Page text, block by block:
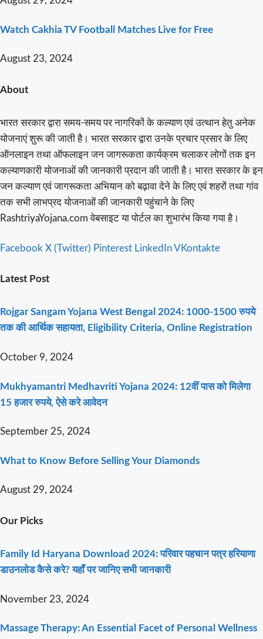
Watch Cakhia TV Football Matches Live for Free
August 23, 2024
About
भारत सरकार द्वारा समय-समय पर नागरिकों के कल्याण एवं उत्थान हेतु अनेक
योजनाएं शुरू की जाती है। भारत सरकार द्वारा उनके प्रचार प्रसार के लिए
ऑनलाइन तथा ऑफलाइन जन जागरूकता कार्यक्रम चलाकर लोगों तक इन
कल्याणकारी योजनाओं की जानकारी प्रदान की जाती है। भारत सरकार के इन
जन कल्याण एवं जागरूकता अभियान को बढ़ावा देने के लिए एवं शहरों तथा गांव
तक सभी लाभप्रद योजनाओं की जानकारी पहुंचाने के लिए
RashtriyaYojana.com वेबसाइट या पोर्टल का शुभारंभ किया गया है।
Facebook X (Twitter) Pinterest LinkedInVKontakte
Latest Post
Rojgar Sangam Yojana West Bengal 2024: 1000-1500 रुपये
तक की आर्थिक सहायता, Eligibility Criteria, Online Registration
October 9, 2024
Mukhyamantri Medhavriti Yojana 2024: 12वीं पास को मिलेगा
15 हजार रुपये, ऐसे करे आवेदन
September 25, 2024
What to Know Before Selling Your Diamonds
August 29, 2024
Our Picks
Family Id Haryana Download 2024: परिवार पहचान पत्र हरियाणा
डाउनलोड कैसे करे? यहाँ पर जानिए सभी जानकारी
November 23, 2024
Massage Therapy: An Essential Facet of Personal Wellness